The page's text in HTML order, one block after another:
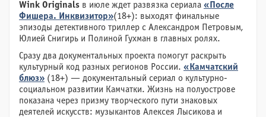
Wink Originals в июле ждет развязка сериала «После
Фишера. Инквизитор»(18+): выходят финальные
эпизоды детективного триллер с Александром Петровым,
Юлией Снигирь и Полиной Гухман в главных ролях.
Сразу два документальных проекта помогут раскрыть
культурный код разных регионов России. «Камчатский
блюз» (18+) — документальный сериал о культурно-
социальном развитии Камчатки. Жизнь на полуострове
показана через призму творческого пути знаковых
деятелей искусств: музыкантов Алексея Лысикова и